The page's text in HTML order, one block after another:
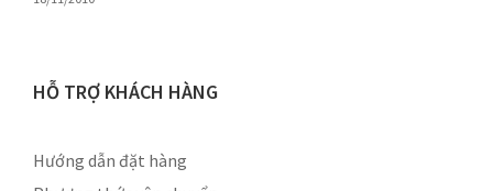
HỖ TRỢ KHÁCH HÀNG
Hướng dẫn đặt hàng